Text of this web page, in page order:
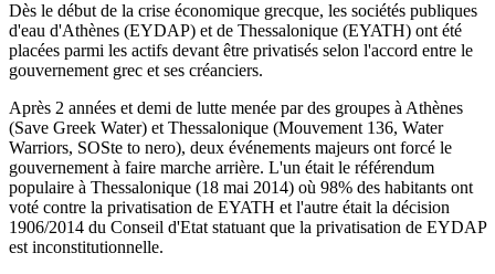
Dès le début de la crise économique grecque, les sociétés publiques
d'eau d'Athènes (EYDAP) et de Thessalonique (EYATH) ont été
placées parmi les actifs devant être privatisés selon l'accord entre le
gouvernement grec et ses créanciers.
Après 2 années et demi de lutte menée par des groupes à Athènes
(Save Greek Water) et Thessalonique (Mouvement 136, Water
Warriors, SOSte to nero), deux événements majeurs ont forcé le
gouvernement à faire marche arrière. L'un était le référendum
populaire à Thessalonique (18 mai 2014) où 98% des habitants ont
voté contre la privatisation de EYATH et l'autre était la décision
1906/2014 du Conseil d'Etat statuant que la privatisation de EYDAP
est inconstitutionnelle.